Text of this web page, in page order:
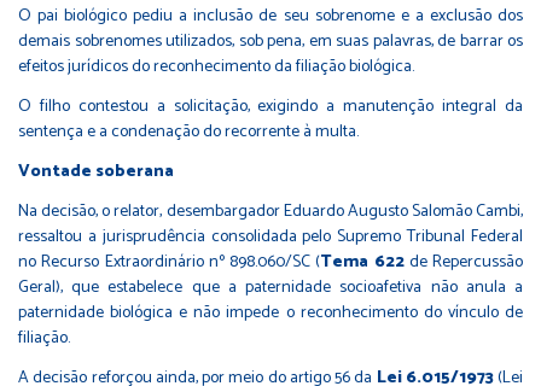
O pai biológico pediu a inclusão de seu sobrenome e a exclusão dos
demais sobrenomes utilizados, sob pena, em suas palavras, de barrar os
efeitos jurídicos do reconhecimento da filiação biológica.
O filho contestou a solicitação, exigindo a manutenção integral da
sentença e a condenação do recorrente à multa.
Vontade soberana
Na decisão, o relator, desembargador Eduardo Augusto Salomão Cambi,
ressaltou a jurisprudência consolidada pelo Supremo Tribunal Federal
no Recurso Extraordinário nº 898.060/SC (Tema 622de Repercussão
Geral), que estabelece que a paternidade socioafetiva não anula a
paternidade biológica e não impede o reconhecimento do vínculo de
filiação.
A decisão reforçou ainda, por meio do artigo 56 da Lei 6.015/1973(Lei